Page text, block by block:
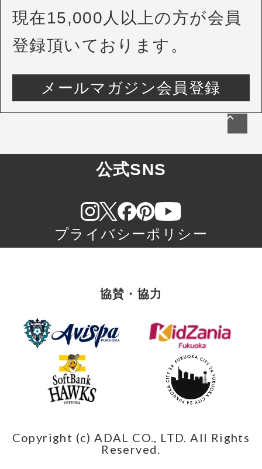
現在15,000人以上の方が会員
登録頂いております。
メールマガジン会員登録
公式SNS
プライバシーポリシー
協賛・協力
Copyright (c) ADAL CO., LTD. All Rights
Reserved.